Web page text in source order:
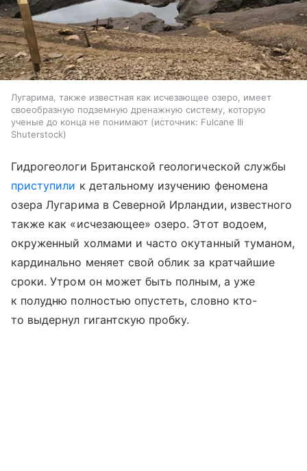
Лугарима, также известная как исчезающее озеро, имеет
своеобразную подземную дренажную систему, которую
ученые до конца не понимают
источник: Fulcane IIi
Shuterstock
Гидрогеологи Британской геологической службы
приступили к детальному изучению феномена
озера Лугарима в Северной Ирландии, известного
также как «исчезающее» озеро. Этот водоем,
окруженный холмами и часто окутанный туманом,
кардинально меняет свой облик за кратчайшие
сроки. Утром он может быть полным, а уже
к полудню полностью опустеть, словно кто-
то выдернул гигантскую пробку.